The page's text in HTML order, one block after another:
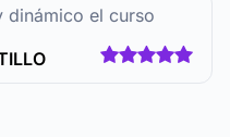
dinámico el curso